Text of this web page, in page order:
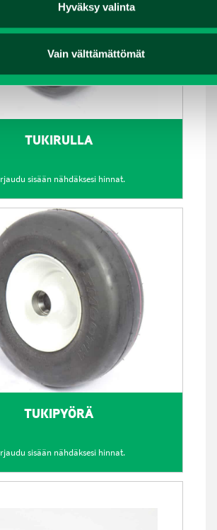
Hyväksy valinta
Vain välttämättömät
TUKIRULLA
sisään nähdäksesi hinnat.
TUKIPYÖRÄ
sisään nähdäksesi hinnat.